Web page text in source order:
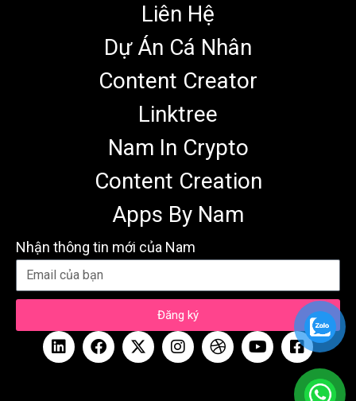
Liên Hệ
Dự Án Cá Nhân
Content Creator
Linktree
Nam In Crypto
Content Creation
Apps By Nam
Nhận thông tin mới của Nam
Đăng ký